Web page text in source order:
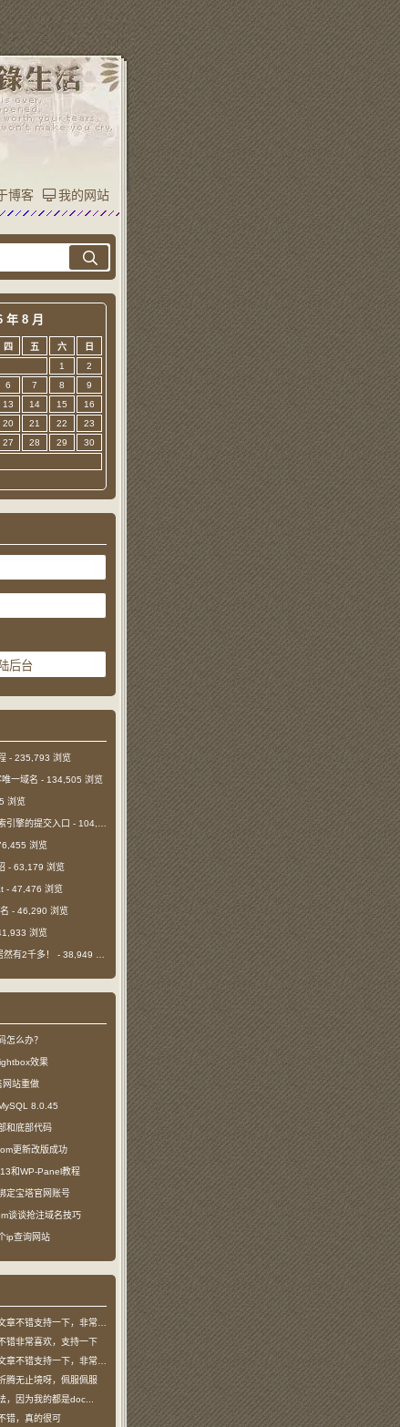
博客 我的网站
年 8 月
四 五 六
日
1
2
6 7 8
9
13 14 15
16
20 21 22
23
27 28 29
30
- 235,793 浏览
一域名 - 134,505 浏览
浏览
引擎的提交入口 - 104,390 浏览
浏览
- 63,179 浏览
- 47,476 浏览
- 46,290 浏览
浏览
有2千多！ - 38,949 浏览
怎么办？
效果
网站重做
8.0.45
和底部代码
更新改版成功
和WP-Panel教程
定宝塔官网账号
谈谈抢注域名技巧
ip查询网站
不错支持一下，非常喜欢
错非常喜欢，支持一下
不错支持一下，非常喜欢
腾无止境呀，佩服佩服
，因为我的都是doc...
错，真的很可